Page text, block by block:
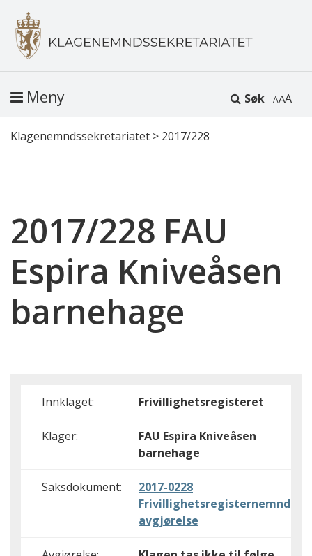
Søk A
Meny
Klagenemndssekretariatet > 2017/228
2017/228 FAU
Espira Kniveåsen
barnehage
Innklaget: Frivillighetsregisteret
Klager:
FAU Espira Kniveåsen
barnehage
Saksdokument:
2017-0228
Frivillighetsregisternemndas
avgjørelse